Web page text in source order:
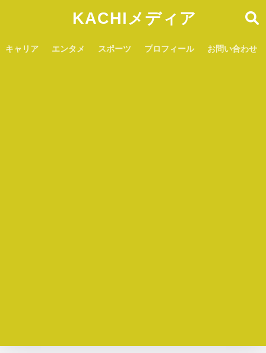
KACHIメディア
キャリア エンタメ スポーツ プロフィール お問い合わせ